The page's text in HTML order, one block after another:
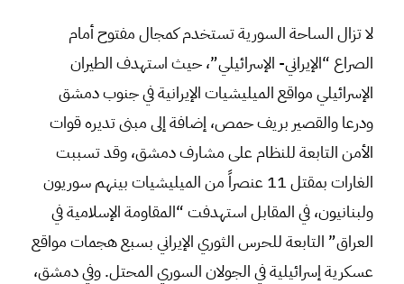
لا تزال الساحة السورية تستخدم كمجال مفتوح أمام
الصراع “الإيراني- الإسرائيلي”، حيث استهدف الطيران
الإسرائيلي مواقع الميليشيات الإيرانية في جنوب دمشق
ودرعا والقصير بريف حمص، إضافة إلى مبنى تديره قوات
الأمن التابعة للنظام على مشارف دمشق، وقد تسببت
الغارات بمقتل 11 عنصراً من الميليشيات بينهم سوريون
ولبنانيون، في المقابل استهدفت “المقاومة الإسلامية في
العراق” التابعة للحرس الثوري الإيراني بسبع هجمات مواقع
عسكرية إسرائيلية في الجولان السوري المحتل. وفي دمشق،